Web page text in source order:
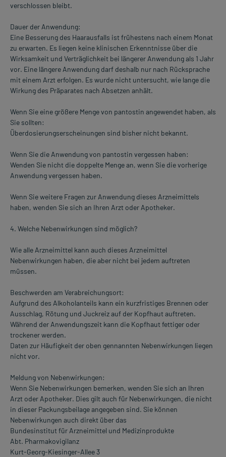
verschlossen bleibt.
Dauer der Anwendung:
Eine Besserung des Haarausfalls ist frühestens nach einem Monat
zu erwarten. Es liegen keine klinischen Erkenntnisse über die
Wirksamkeit und Verträglichkeit bei längerer Anwendung als 1 Jahr
vor. Eine längere Anwendung darf deshalb nur nach Rücksprache
mit einem Arzt erfolgen. Es wurde nicht untersucht, wie lange die
Wirkung des Präparates nach Absetzen anhält.
Wenn Sie eine größere Menge von pantostin angewendet haben, als
Sie sollten:
Überdosierungserscheinungen sind bisher nicht bekannt.
Wenn Sie die Anwendung von pantostin vergessen haben:
Wenden Sie nicht die doppelte Menge an, wenn Sie die vorherige
Anwendung vergessen haben.
Wenn Sie weitere Fragen zur Anwendung dieses Arzneimittels
haben, wenden Sie sich an Ihren Arzt oder Apotheker.
4. Welche Nebenwirkungen sind möglich?
Wie alle Arzneimittel kann auch dieses Arzneimittel
Nebenwirkungen haben, die aber nicht bei jedem auftreten
müssen.
Beschwerden am Verabreichungsort:
Aufgrund des Alkoholanteils kann ein kurzfristiges Brennen oder
Ausschlag, Rötung und Juckreiz auf der Kopfhaut auftreten.
Während der Anwendungszeit kann die Kopfhaut fettiger oder
trockener werden.
Daten zur Häufigkeit der oben gennannten Nebenwirkungen liegen
nicht vor.
Meldung von Nebenwirkungen:
Wenn Sie Nebenwirkungen bemerken, wenden Sie sich an Ihren
Arzt oder Apotheker. Dies gilt auch für Nebenwirkungen, die nicht
in dieser Packungsbeilage angegeben sind. Sie können
Nebenwirkungen auch direkt über das
Bundesinstitut für Arzneimittel und Medizinprodukte
Abt. Pharmakovigilanz
Kurt-Georg-Kiesinger-Allee 3